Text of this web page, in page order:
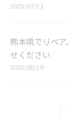
2025/07/13
熊本県でリペ
せください
2025/06/19